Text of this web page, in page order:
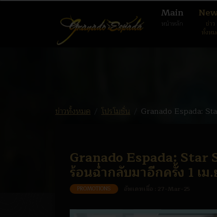
Main
หน้าหลัก
ข่าว
ทั้งห
ข่าวทั้งหมด โปรโมชั่น Granado Espada:
Granado Espada:
ร้อนฉ่ำกลับมาอีกครั้ง 1 เม
PROMOTIONS